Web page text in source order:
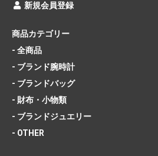
新規会員登録
商品カテゴリー
- 全商品
- ブランド腕時計
- ブランドバッグ
- 財布・小物類
- ブランドジュエリー
- OTHER